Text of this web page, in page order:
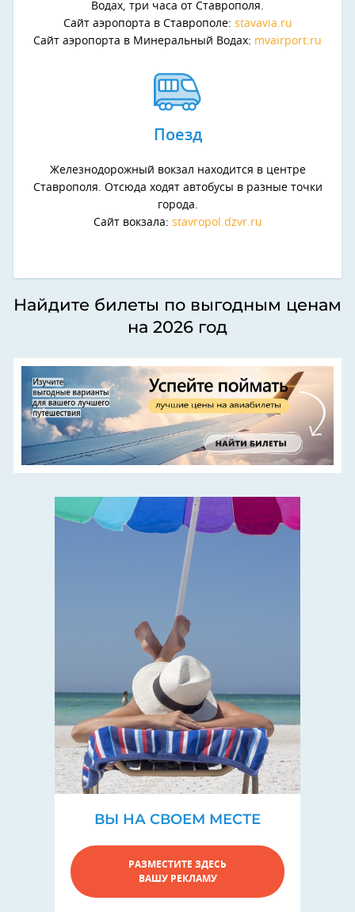
Водах, три часа от Ставрополя.
Сайт аэропорта в Ставрополе: stavavia.ru
Сайт аэропорта в Минеральный Водах: mvairport.ru
Поезд
Железнодорожный вокзал находится в центре
Ставрополя. Отсюда ходят автобусы в разные точки
города.
Сайт вокзала: stavropol.dzvr.ru
Найдите билеты по выгодным ценам
на 2026 год
ВЫ НА СВОЕМ МЕСТЕ
РАЗМЕСТИТЕ ЗДЕСЬ
ВАШУ РЕКЛАМУ